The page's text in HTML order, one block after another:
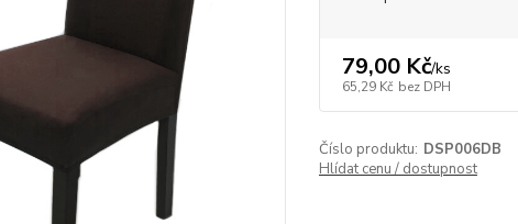
79,00 Kč/ks
65,29 Kč bez DPH
Číslo produktu: DSP006DB
Hlídat cenu / dostupnost